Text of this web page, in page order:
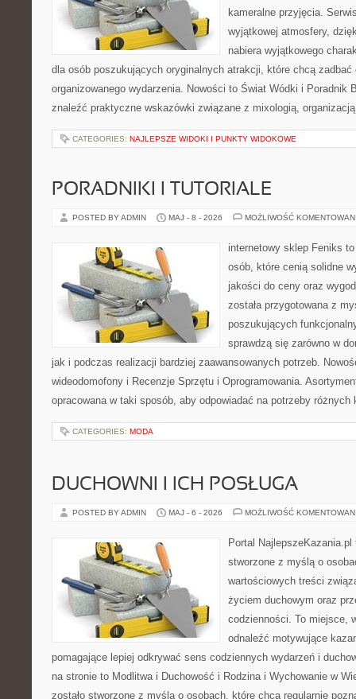
kameralne przyjęcia.
wyjątkowej atmosfery,
nabiera wyjątkowego
dla osób poszukujących oryginalnych atrakcji, które chcą
organizowanego wydarzenia. Nowości to Świat Wódki i Poradnik
znaleźć praktyczne wskazówki związane z mixologią,
CATEGORIES: NAJLEPSZE WIDOKI I PUNKTY WIDOKOWE
PORADNIKI I TUTORIALE
POSTED BY ADMIN MAJ - 8 - 2026 MOŻLIWOŚĆ
internetowy sklep Feniks
osób, które cenią solidne
jakości do ceny oraz
została przygotowana z
poszukujących
sprawdzą się zarówno w
jak i podczas realizacji bardziej zaawansowanych potrzeb.
wideodomofony i Recenzje Sprzętu i Oprogramowania.
opracowana w taki sposób, aby odpowiadać na potrzeby
CATEGORIES: MODA
DUCHOWNI I ICH POSŁUGA
POSTED BY ADMIN MAJ - 6 - 2026 MOŻLIWOŚĆ
Portal
stworzone z myślą o
wartościowych treści
życiem duchowym oraz
codzienności. To miejsce,
odnaleźć motywujące
pomagające lepiej odkrywać sens codziennych wydarzeń i
na stronie to Modlitwa i Duchowość i Rodzina i Wychowanie w
zostało stworzone z myślą o osobach, które chcą regularnie